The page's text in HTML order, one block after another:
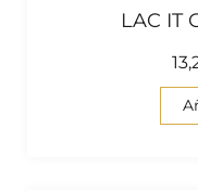
LAC IT